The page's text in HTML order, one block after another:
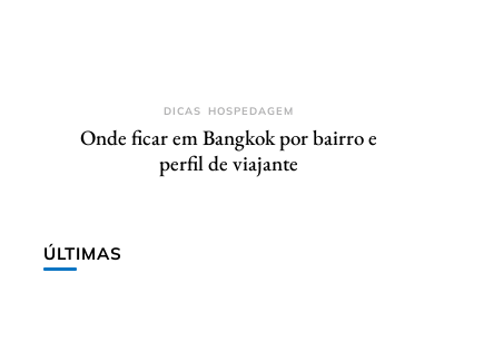
DICAS HOSPEDAGEM
Onde ficar em Bangkok por bairro e
perfil de viajante
ÚLTIMAS